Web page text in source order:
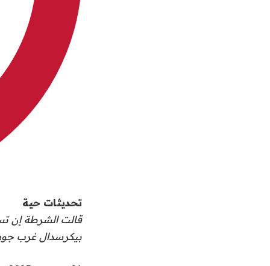
تحديثات حية
حية،
بيكرسدال غرب